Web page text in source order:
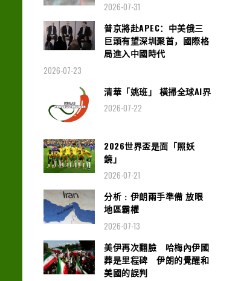
2026-07-31
普京將赴APEC：中美俄三
巨頭有望深圳聚首，國際格
局進入中國時代
2026-07-23
清華「姚班」 橫掃全球AI界
2026-07-22
2026世界盃是面「照妖
鏡」
2026-07-21
分析﹕伊朗兩手準備 放眼
地區霸權
2026-07-13
美伊再次翻臉 哈梅內伊國
葬是里程碑 伊朗的覺醒和
美國的誤判